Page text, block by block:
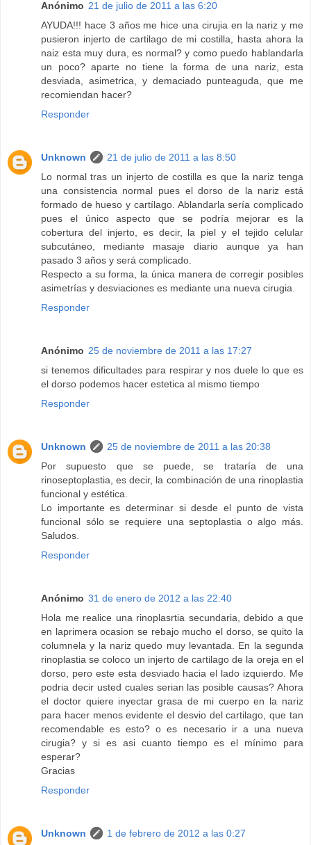
Anónimo 21 de julio de 2011 a las 6:20
AYUDA!!! hace 3 años me hice una cirujia en la nariz y me
pusieron injerto de cartilago de mi costilla, hasta ahora la
naiz esta muy dura, es normal? y como puedo hablandarla
un poco? aparte no tiene la forma de una nariz, esta
desviada, asimetrica, y demaciado punteaguda, que me
recomiendan hacer?
Responder
Unknown
21 de julio de 2011 a las 8:50
Lo normal tras un injerto de costilla es que la nariz tenga
una consistencia normal pues el dorso de la nariz está
formado de hueso y cartílago. Ablandarla sería complicado
pues el único aspecto que se podría mejorar es la
cobertura del injerto, es decir, la piel y el tejido celular
subcutáneo, mediante masaje diario aunque ya han
pasado 3 años y será complicado.
Respecto a su forma, la única manera de corregir posibles
asimetrías y desviaciones es mediante una nueva cirugia.
Responder
Anónimo 25 de noviembre de 2011 a las 17:27
si tenemos dificultades para respirar y nos duele lo que es
el dorso podemos hacer estetica al mismo tiempo
Responder
Unknown
25 de noviembre de 2011 a las 20:38
Por supuesto que se puede, se trataría de una
rinoseptoplastia, es decir, la combinación de una rinoplastia
funcional y estética.
Lo importante es determinar si desde el punto de vista
funcional sólo se requiere una septoplastia o algo más.
Saludos.
Responder
Anónimo 31 de enero de 2012 a las 22:40
Hola me realice una rinoplasrtia secundaria, debido a que
en laprimera ocasion se rebajo mucho el dorso, se quito la
columnela y la nariz quedo muy levantada. En la segunda
rinoplastia se coloco un injerto de cartilago de la oreja en el
dorso, pero este esta desviado hacia el lado izquierdo. Me
podria decir usted cuales serian las posible causas? Ahora
el doctor quiere inyectar grasa de mi cuerpo en la nariz
para hacer menos evidente el desvio del cartilago, que tan
recomendable es esto? o es necesario ir a una nueva
cirugia? y si es asi cuanto tiempo es el mínimo para
esperar?
Gracias
Responder
Unknown
1 de febrero de 2012 a las 0:27